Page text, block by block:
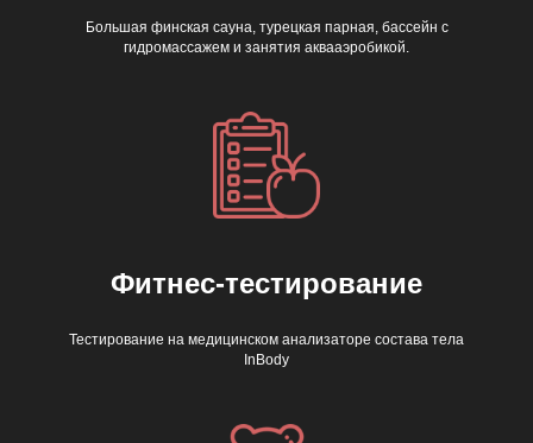
Большая финская сауна, турецкая парная, бассейн с
гидромассажем и занятия аквааэробикой.
Фитнес-тестирование
Тестирование на медицинском анализаторе состава тела
InBody